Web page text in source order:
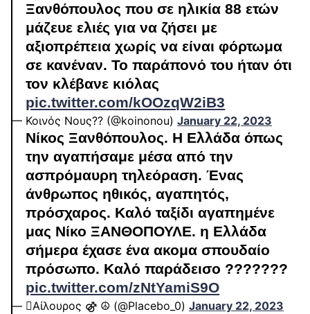
Ξανθόπουλος που σε ηλικία 88 ετών
μάζευε ελιές για να ζήσει με
αξιοπρέπεια χωρίς να είναι φόρτωμα
σε κανέναν. Το παράπονό του ήταν ότι
τον κλέβανε κιόλας
pic.twitter.com/kOOzqW2iB3
— Κοινός Νους?? (@koinonou) January 22, 2023
Νίκος Ξανθόπουλος. Η Ελλάδα όπως
την αγαπήσαμε μέσα από την
ασπρόμαυρη τηλεόραση. Ένας
άνθρωπος ηθικός, αγαπητός,
πρόσχαρος. Καλό ταξίδι αγαπημένε
μας Νίκο ΞΑΝΘΟΠΟΥΛΕ. η Ελλάδα
σήμερα έχασε ένα ακομα σπουδαίο
πρόσωπο. Καλό παράδεισο ?????️?️?
pic.twitter.com/zNtYamiS9O
— Αίλουρος ⚣ ☮︎ (@Placebo_0) January 22, 2023